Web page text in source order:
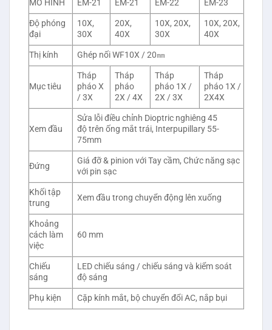
MÔ HÌNH EM-21 EM-21 EM-22
EM-23
Độ phóng
đại
10X,
30X
20X,
40X
10X, 20X,
30X
10X, 20X,
40X
Thị kính
Ghép nối WF10X / 20㎜
Mục tiêu
Tháp
pháo X
/ 3X
Tháp
pháo
2X / 4X
Tháp
pháo 1X /
2X / 3X
Tháp
pháo 1X /
2X4X
Xem đầu
Sửa lỗi điều chỉnh Dioptric nghiêng 45
độ trên ống mắt trái, Interpupillary 55-
75mm
Đứng
Giá đỡ & pinion với Tay cầm, Chức năng sạc
với pin sạc
Khối tập
trung
Xem đầu trong chuyển động lên xuống
Khoảng
cách làm
việc
60 mm
Chiếu
sáng
LED chiếu sáng / chiếu sáng và kiểm soát
độ sáng
Phụ kiện
Cặp kính mắt, bộ chuyển đổi AC, nắp bụi